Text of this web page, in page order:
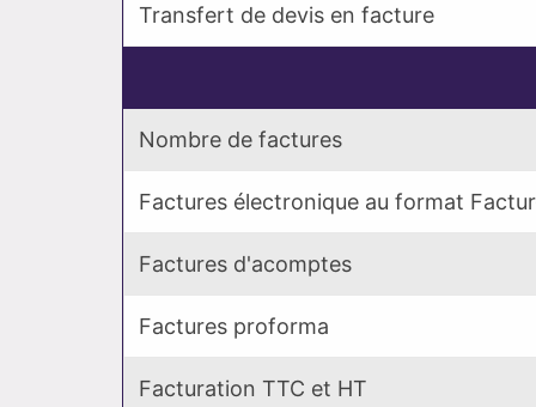
Transfert de devis en facture
Nombre de factures
Factures électronique au format
Factures d'acomptes
Factures proforma
Facturation TTC et HT